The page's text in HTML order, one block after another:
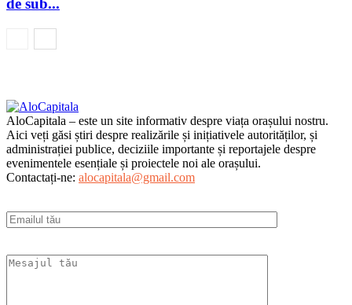
de sub...
AloCapitala – este un site informativ despre viața orașului nostru.
Aici veți găsi știri despre realizările și inițiativele autorităților, și
administrației publice, deciziile importante și reportajele despre
evenimentele esențiale și proiectele noi ale orașului.
Contactați-ne: alocapitala@gmail.com